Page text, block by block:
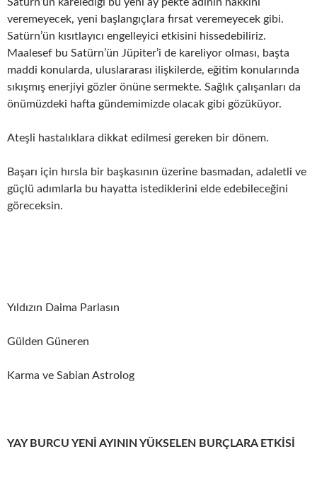
veremeyecek, yeni başlangıçlara fırsat veremeyecek gibi.
Satürn’ün kısıtlayıcı engelleyici etkisini hissedebiliriz.
Maalesef bu Satürn’ün Jüpiter’i de kareliyor olması, başta
maddi konularda, uluslararası ilişkilerde, eğitim konularında
sıkışmış enerjiyi gözler önüne sermekte. Sağlık çalışanları da
önümüzdeki hafta gündemimizde olacak gibi gözüküyor.
Ateşli hastalıklara dikkat edilmesi gereken bir dönem.
Başarı için hırsla bir başkasının üzerine basmadan, adaletli ve
güçlü adımlarla bu hayatta istediklerini elde edebileceğini
göreceksin.
Yıldızın Daima Parlasın
Gülden Güneren
Karma ve Sabian Astrolog
YAY BURCU YENİ AYININ YÜKSELEN BURÇLARA ETKİSİ